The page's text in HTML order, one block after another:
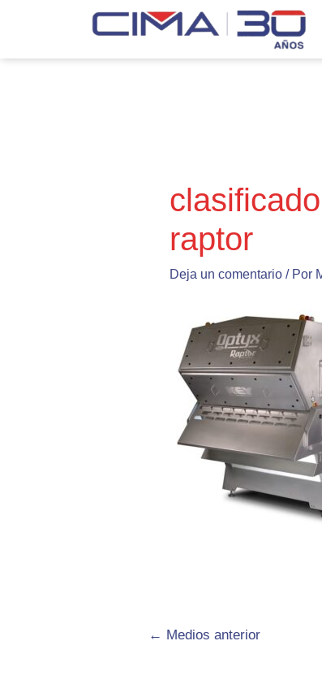
raptor
Deja un comentario / Por
← Medios anterior